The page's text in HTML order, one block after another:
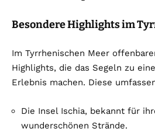
Besondere Highlights im
Im Tyrrhenischen Meer
Highlights, die das Segeln zu
Erlebnis machen. Diese
Die Insel Ischia, bekannt für
wunderschönen Strände.